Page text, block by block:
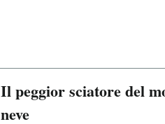
Il peggior sciatore del
neve